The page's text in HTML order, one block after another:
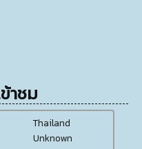
าชม
Thailand
Unknown